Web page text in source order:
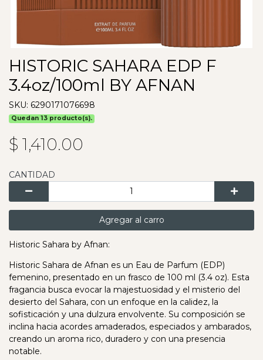
HISTORIC SAHARA EDP F
3.4oz/100ml BY AFNAN
SKU: 6290171076698
Quedan 13 producto(s).
$ 1,410.00
CANTIDAD
Agregar al carro
Historic Sahara by Afnan:
Historic Sahara de Afnan es un Eau de Parfum (EDP)
femenino, presentado en un frasco de 100 ml (3.4 oz). Esta
fragancia busca evocar la majestuosidad y el misterio del
desierto del Sahara, con un enfoque en la calidez, la
sofisticación y una dulzura envolvente. Su composición se
inclina hacia acordes amaderados, especiados y ambarados,
creando un aroma rico, duradero y con una presencia
notable.